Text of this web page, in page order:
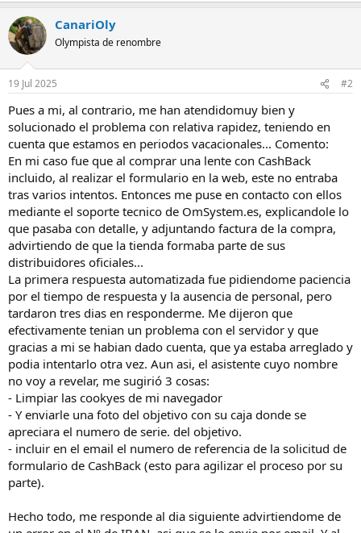
CanariOly
Olympista de renombre
19 Jul 2025 #2
Pues a mi, al contrario, me han atendidomuy bien y
solucionado el problema con relativa rapidez, teniendo en
cuenta que estamos en periodos vacacionales... Comento:
En mi caso fue que al comprar una lente con CashBack
incluido, al realizar el formulario en la web, este no entraba
tras varios intentos. Entonces me puse en contacto con ellos
mediante el soporte tecnico de OmSystem.es, explicandole lo
que pasaba con detalle, y adjuntando factura de la compra,
advirtiendo de que la tienda formaba parte de sus
distribuidores oficiales...
La primera respuesta automatizada fue pidiendome paciencia
por el tiempo de respuesta y la ausencia de personal, pero
tardaron tres dias en responderme. Me dijeron que
efectivamente tenian un problema con el servidor y que
gracias a mi se habian dado cuenta, que ya estaba arreglado y
podia intentarlo otra vez. Aun asi, el asistente cuyo nombre
no voy a revelar, me sugirió 3 cosas:
- Limpiar las cookyes de mi navegador
- Y enviarle una foto del objetivo con su caja donde se
apreciara el numero de serie. del objetivo.
- incluir en el email el numero de referencia de la solicitud de
formulario de CashBack (esto para agilizar el proceso por su
parte).
Hecho todo, me responde al dia siguiente advirtiendome de